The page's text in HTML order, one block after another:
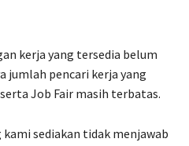
kerja yang tersedia belum
jumlah pencari kerja yang
Job Fair masih terbatas.
kami sediakan tidak menjawab